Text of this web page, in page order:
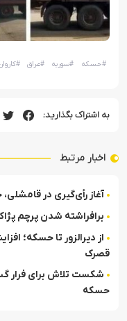
#حسکه #سوریه #عراق #
به اشتراک بگذارید:
اخبار مرتبط
آغاز رأی‌گیری در
برافراشته شدن پرچم
از دیرالزور تا حسکه؛
قصرک
شکست تلاش برای فرار
حسکه